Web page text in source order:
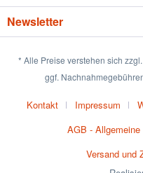
Newsletter
* Alle Preise verstehen sich
ggf.
Kontakt Impressum
AGB -
Versand und